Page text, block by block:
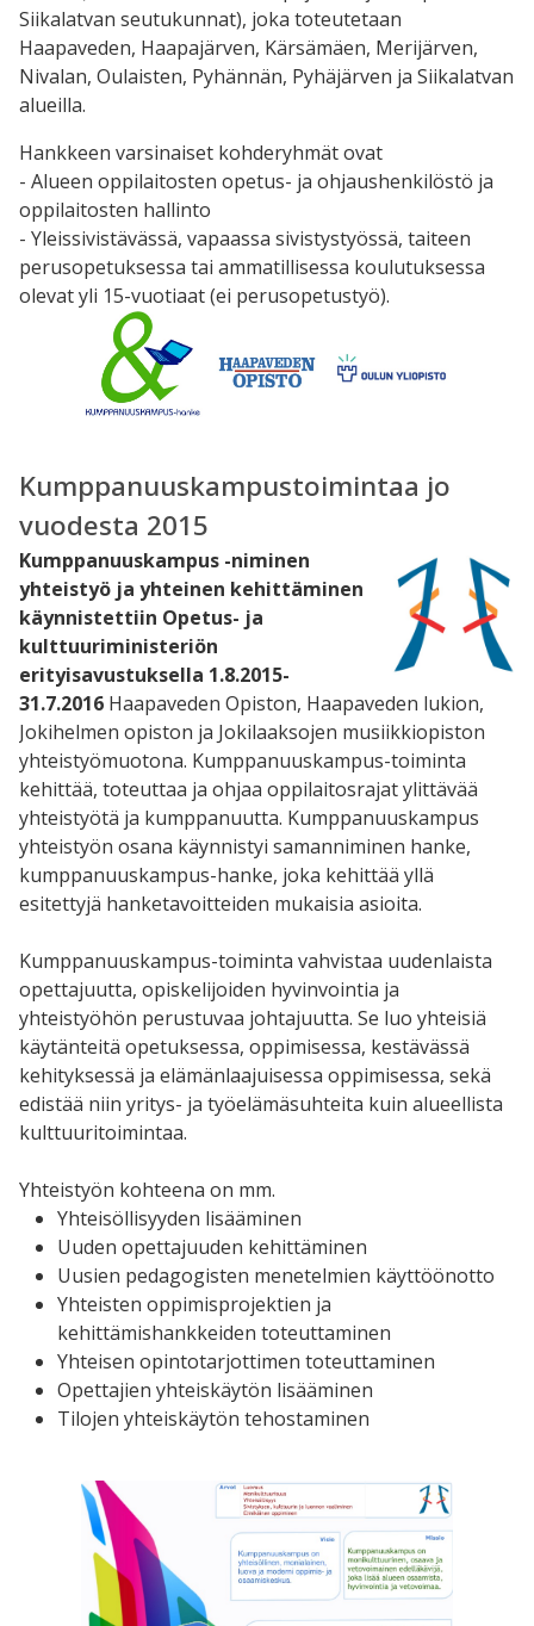
Siikalatvan seutukunnat), joka toteutetaan
Haapaveden, Haapajärven, Kärsämäen, Merijärven,
Nivalan, Oulaisten, Pyhännän, Pyhäjärven ja Siikalatvan
alueilla.
Hankkeen varsinaiset kohderyhmät ovat
- Alueen oppilaitosten opetus- ja ohjaushenkilöstö ja
oppilaitosten hallinto
- Yleissivistävässä, vapaassa sivistystyössä, taiteen
perusopetuksessa tai ammatillisessa koulutuksessa
olevat yli 15-vuotiaat (ei perusopetustyö).
Kumppanuuskampustoimintaa jo
vuodesta 2015
Kumppanuuskampus -niminen
yhteistyö ja yhteinen kehittäminen
käynnistettiin Opetus- ja
kulttuuriministeriön
erityisavustuksella 1.8.2015-
31.7.2016 Haapaveden Opiston, Haapaveden lukion,
Jokihelmen opiston ja Jokilaaksojen musiikkiopiston
yhteistyömuotona. Kumppanuuskampus-toiminta
kehittää, toteuttaa ja ohjaa oppilaitosrajat ylittävää
yhteistyötä ja kumppanuutta. Kumppanuuskampus
yhteistyön osana käynnistyi samanniminen hanke,
kumppanuuskampus-hanke, joka kehittää yllä
esitettyjä hanketavoitteiden mukaisia asioita.
Kumppanuuskampus-toiminta vahvistaa uudenlaista
opettajuutta, opiskelijoiden hyvinvointia ja
yhteistyöhön perustuvaa johtajuutta. Se luo yhteisiä
käytänteitä opetuksessa, oppimisessa, kestävässä
kehityksessä ja elämänlaajuisessa oppimisessa, sekä
edistää niin yritys- ja työelämäsuhteita kuin alueellista
kulttuuritoimintaa.
Yhteistyön kohteena on mm.
Yhteisöllisyyden lisääminen
Uuden opettajuuden kehittäminen
Uusien pedagogisten menetelmien käyttöönotto
Yhteisten oppimisprojektien ja
kehittämishankkeiden toteuttaminen
Yhteisen opintotarjottimen toteuttaminen
Opettajien yhteiskäytön lisääminen
Tilojen yhteiskäytön tehostaminen